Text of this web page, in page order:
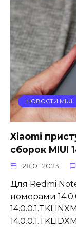
НОВОСТИ MIUI
Xiaomi
сборок MIUI
28.01.2023
Для Redmi
номерами